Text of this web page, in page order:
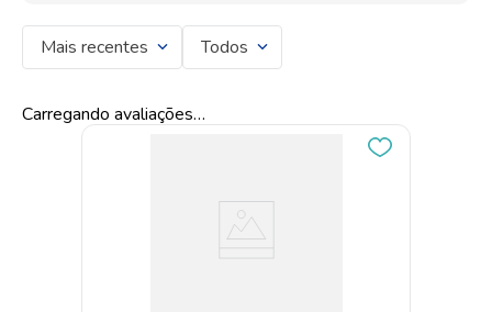
Mais recentes Todos
Carregando avaliações…